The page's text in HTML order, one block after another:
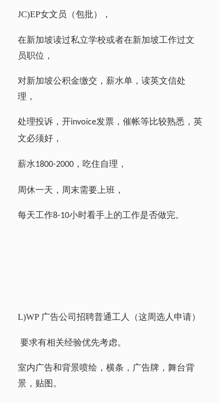
JC)EP女文员（包批），
在新加坡读过私立学校或者在新加坡工作过文
员职位，
对新加坡公积金缴交，薪水单，读英文信处
理，
处理投诉，开invoice发票，催帐等比较熟悉，英
文必须好，
薪水1800-2000，吃住自理，
周休一天，周末需要上班，
每天工作8-10小时看手上的工作是否做完。
L)WP 广告公司招聘普通工人（这周选人申请）
要求有相关经验优先考虑。
室内广告和背景喷绘，横条，广告牌，舞台背
景，贴图。